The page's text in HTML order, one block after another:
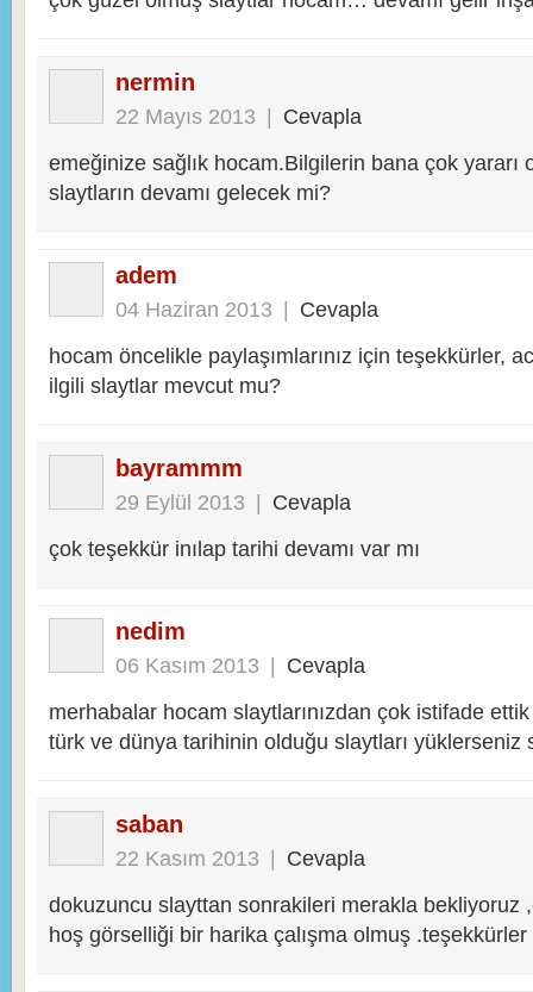
nermin
22 Mayıs 2013 | Cevapla
emeğinize sağlık hocam.Bilgilerin bana çok yararı
slaytların devamı gelecek mi?
adem
04 Haziran 2013 | Cevapla
hocam öncelikle paylaşımlarınız için teşekkürler,
ilgili slaytlar mevcut mu?
bayrammm
29 Eylül 2013 | Cevapla
çok teşekkür inılap tarihi devamı var mı
nedim
06 Kasım 2013 | Cevapla
merhabalar hocam slaytlarınızdan çok istifade
türk ve dünya tarihinin olduğu slaytları yüklerseniz
saban
22 Kasım 2013 | Cevapla
dokuzuncu slayttan sonrakileri merakla bekliyoruz
hoş görselliği bir harika çalışma olmuş .teşekkürler